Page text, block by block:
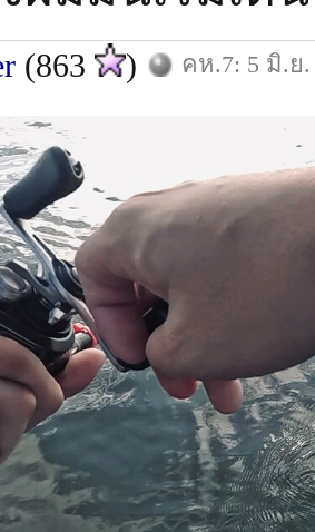
(863 ) คห.7: 5 มิ.ย.